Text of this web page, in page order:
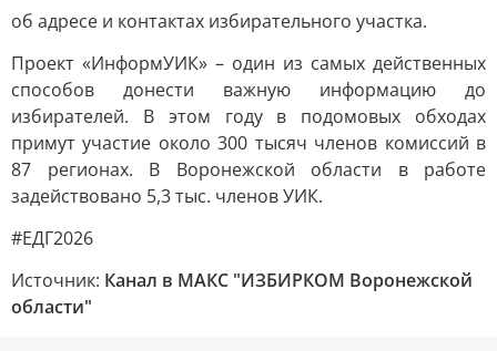
об адресе и контактах избирательного участка.
Проект «ИнформУИК» – один из самых действенных
способов донести важную информацию до
избирателей. В этом году в подомовых обходах
примут участие около 300 тысяч членов комиссий в
87 регионах. В Воронежской области в работе
задействовано 5,3 тыс. членов УИК.
#ЕДГ2026
Источник: Канал в МАКС "ИЗБИРКОМ Воронежской
области"